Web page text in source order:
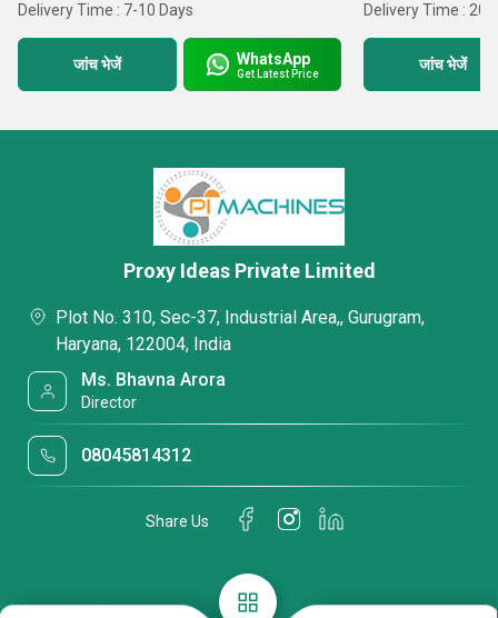
Delivery Time : 7-10 Days
जांच भेजें WhatsApp
Get Latest Price
Delivery Time : 20-
जांच भेजें
Proxy Ideas Private Limited
Plot No. 310, Sec-37, Industrial Area,, Gurugram,
Haryana, 122004, India
Ms. Bhavna Arora
Director
08045814312
Share Us